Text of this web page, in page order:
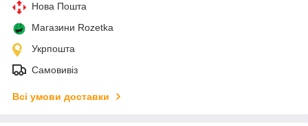
Нова Пошта
Магазини Rozetka
Укрпошта
Самовивіз
Всі умови доставки